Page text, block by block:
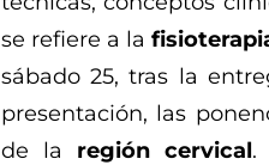
se refiere a la
sábado 25, tras la
presentación, las
de la región cervical.